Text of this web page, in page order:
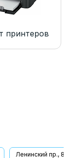
принтеров
Ленинский пр., 8/1